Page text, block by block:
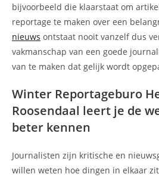
bijvoorbeeld die klaarstaat om
reportage te maken over een
nieuws ontstaat nooit vanzelf dus
vakmanschap van een goede
van te maken dat gelijk wordt
Winter Reportageburo
Roosendaal leert je de
beter kennen
Journalisten zijn kritische en
willen weten hoe dingen in elkaar